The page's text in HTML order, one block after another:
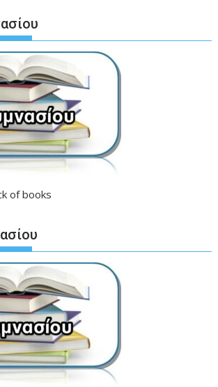
of books